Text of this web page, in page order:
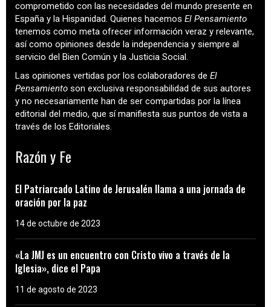
comprometido con las necesidades del mundo presente en
España y la Hispanidad. Quienes hacemos El Pensamiento
tenemos como meta ofrecer información veraz y relevante,
así como opiniones desde la independencia y siempre al
servicio del Bien Común y la Justicia Social.
Las opiniones vertidas por los colaboradores de El
Pensamiento son exclusiva responsabilidad de sus autores
y no necesariamente han de ser compartidas por la línea
editorial del medio, que sí manifiesta sus puntos de vista a
través de los Editoriales.
Razón y Fe
El Patriarcado Latino de Jerusalén llama a una jornada de
oración por la paz
14 de octubre de 2023
«La JMJ es un encuentro con Cristo vivo a través de la
Iglesia», dice el Papa
11 de agosto de 2023